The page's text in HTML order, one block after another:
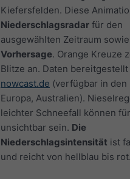
Kiefersfelden. Diese
Niederschlagsradar für den
ausgewählten Zeitraum
Vorhersage. Orange Kreuze
Blitze an. Daten
nowcast.de (verfügbar in den
Europa, Australien).
leichter Schneefall können
unsichtbar sein. Die
Niederschlagsintensität ist
und reicht von hellblau bis